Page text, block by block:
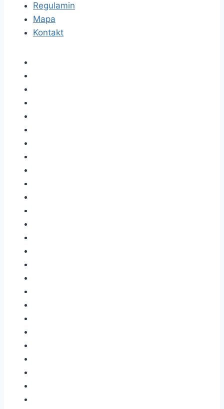
Regulamin
Mapa
Kontakt